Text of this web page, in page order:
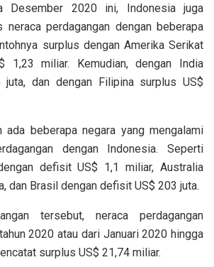
Desember 2020 ini, Indonesia juga
neraca perdagangan dengan beberapa
surplus dengan Amerika Serikat
1,23 miliar. Kemudian, dengan India
dan dengan Filipina surplus US$
ada beberapa negara yang mengalami
dengan Indonesia. Seperti
defisit US$ 1,1 miliar, Australia
dan Brasil dengan defisit US$ 203 juta.
tersebut, neraca perdagangan
2020 atau dari Januari 2020 hingga
surplus US$ 21,74 miliar.